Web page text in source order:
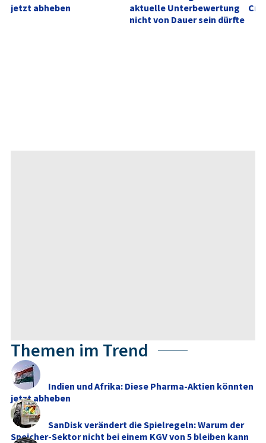
jetzt abheben
aktuelle Unterbewertung
nicht von Dauer sein dürfte
Themen im Trend
Indien und Afrika: Diese Pharma-Aktien könnten
jetzt abheben
SanDisk verändert die Spielregeln: Warum der
Speicher-Sektor nicht bei einem KGV von 5 bleiben kann